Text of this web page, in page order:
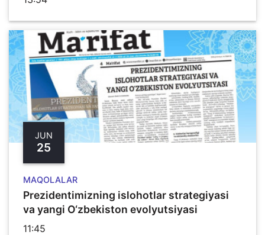
JUN
25
MAQOLALAR
Prezidentimizning islohotlar strategiyasi
va yangi O‘zbekiston evolyutsiyasi
11:45